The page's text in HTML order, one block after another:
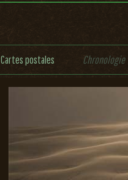
Cartes postales Chronologie